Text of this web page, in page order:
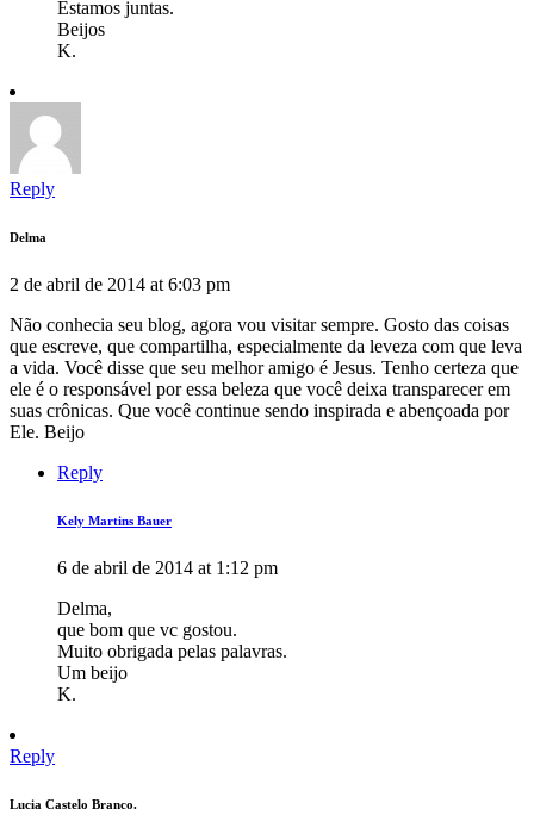
Estamos juntas.
Beijos
K.
Reply
Delma
2 de abril de 2014 at 6:03 pm
Não conhecia seu blog, agora vou visitar sempre. Gosto das coisas
que escreve, que compartilha, especialmente da leveza com que leva
a vida. Você disse que seu melhor amigo é Jesus. Tenho certeza que
ele é o responsável por essa beleza que você deixa transparecer em
suas crônicas. Que você continue sendo inspirada e abençoada por
Ele. Beijo
Reply
Kely Martins Bauer
6 de abril de 2014 at 1:12 pm
Delma,
que bom que vc gostou.
Muito obrigada pelas palavras.
Um beijo
K.
Reply
Lucia Castelo Branco.